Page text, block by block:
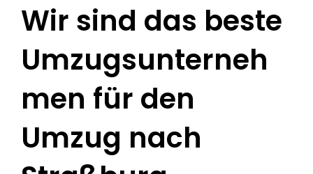
Wir sind das beste
Umzugsunterneh
men für den
Umzug nach